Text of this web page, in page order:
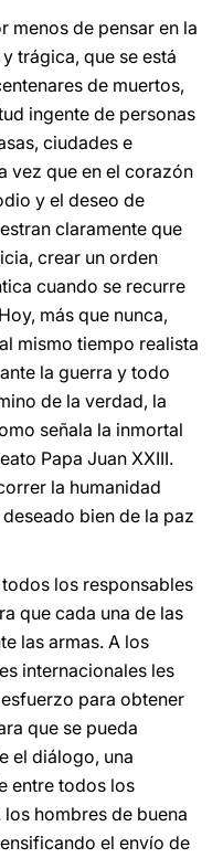
menos de pensar en la
trágica, que se está
de muertos,
ingente de personas
ciudades e
vez que en el corazón
y el deseo de
claramente que
crear un orden
cuando se recurre
más que nunca,
mismo tiempo realista
la guerra y todo
de la verdad, la
señala la inmortal
Papa Juan XXIII.
la humanidad
bien de la paz
los responsables
que cada una de las
las armas. A los
internacionales les
para obtener
que se pueda
el diálogo, una
entre todos los
hombres de buena
el envío de